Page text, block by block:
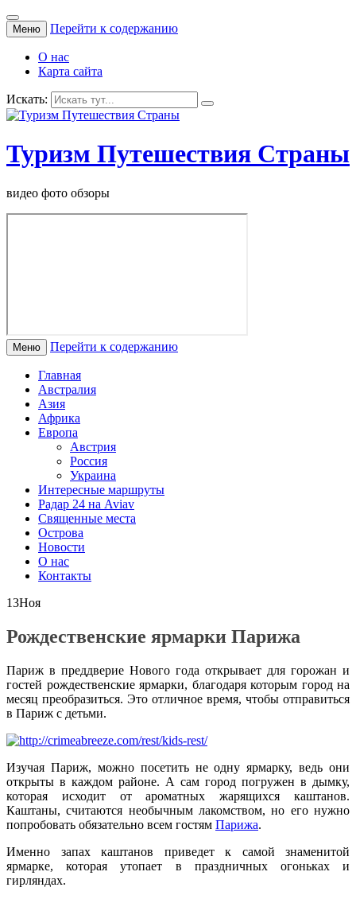
Меню Перейти к содержанию
О нас
Карта сайта
Искать:
Туризм Путешествия Страны
видео фото обзоры
Меню Перейти к содержанию
Главная
Австралия
Азия
Африка
Европа
Австрия
Россия
Украина
Интересные маршруты
Радар 24 на Aviav
Священные места
Острова
Новости
О нас
Контакты
13Ноя
Рождественские ярмарки Парижа
Париж в преддверие Нового года открывает для горожан и
гостей рождественские ярмарки, благодаря которым город на
месяц преобразиться. Это отличное время, чтобы отправиться
в Париж с детьми.
Изучая Париж, можно посетить не одну ярмарку, ведь они
открыты в каждом районе. А сам город погружен в дымку,
которая исходит от ароматных жарящихся каштанов.
Каштаны, считаются необычным лакомством, но его нужно
попробовать обязательно всем гостям Парижа.
Именно запах каштанов приведет к самой знаменитой
ярмарке, которая утопает в праздничных огоньках и
гирляндах.